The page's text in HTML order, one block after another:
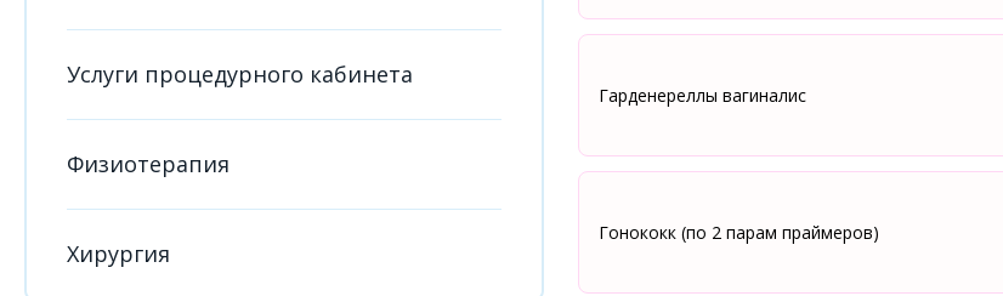
Услуги процедурного кабинета
Физиотерапия
Хирургия
Гарденереллы вагиналис
Гонококк (по 2 парам праймеров)